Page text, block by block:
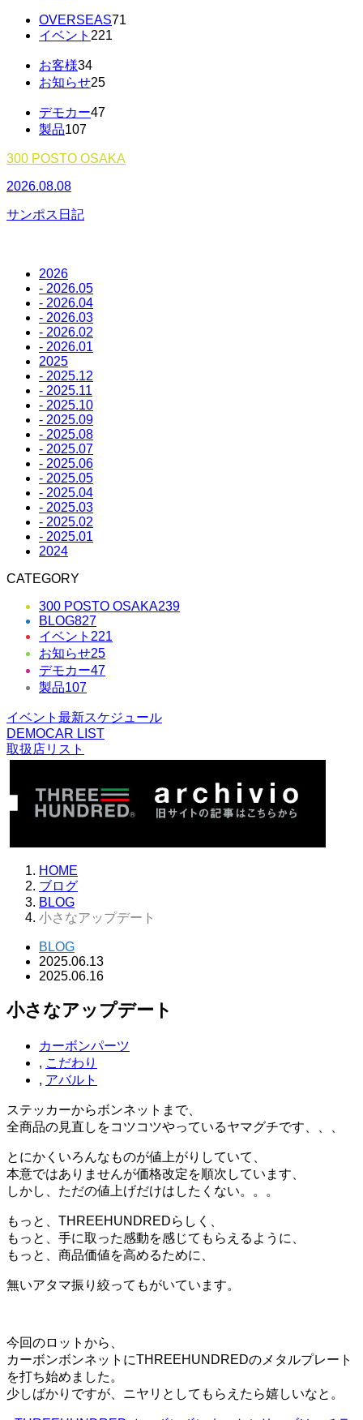
OVERSEAS71
イベント 221
お客様34
お知らせ25
デモカー47
製品107
300 POSTO OSAKA
2026.08.08
サンポス日記
2026
- 2026.05
- 2026.04
- 2026.03
- 2026.02
- 2026.01
2025
- 2025.12
- 2025.11
- 2025.10
- 2025.09
- 2025.08
- 2025.07
- 2025.06
- 2025.05
- 2025.04
- 2025.03
- 2025.02
- 2025.01
2024
CATEGORY
300 POSTO OSAKA239
BLOG827
イベント 221
お知らせ25
デモカー47
製品107
イベント最新スケジュール
DEMOCAR LIST
取扱店リスト
HOME
ブログ
BLOG
小さなアップデート
BLOG
2025.06.13
2025.06.16
小さなアップデート
カーボンパーツ
, こだわり
, アバルト
ステッカーからボンネットまで、
全商品の見直しをコツコツやっているヤマグチです、、、
とにかくいろんなものが値上がりしていて、
本意ではありませんが価格改定を順次しています、
しかし、ただの値上げだけはしたくない。。。
もっと、THREEHUNDREDらしく、
もっと、手に取った感動を感じてもらえるように、
もっと、商品価値を高めるために、
無いアタマ振り絞ってもがいています。
今回のロットから、
カーボンボンネットにTHREEHUNDREDのメタルプレート
を打ち始めました。
少しばかりですが、ニヤリとしてもらえたら嬉しいなと。